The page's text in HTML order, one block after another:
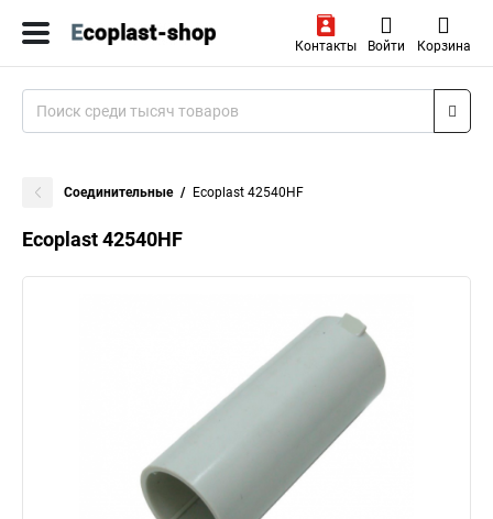
Контакты Войти Корзина
Соединительные Ecoplast 42540HF
Ecoplast 42540HF